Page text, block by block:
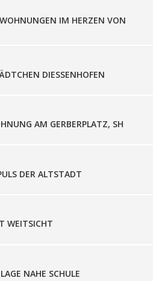
IM HERZEN VON
DIESSENHOFEN
AM GERBERPLATZ, SH
DER ALTSTADT
WEITSICHT
NAHE SCHULE